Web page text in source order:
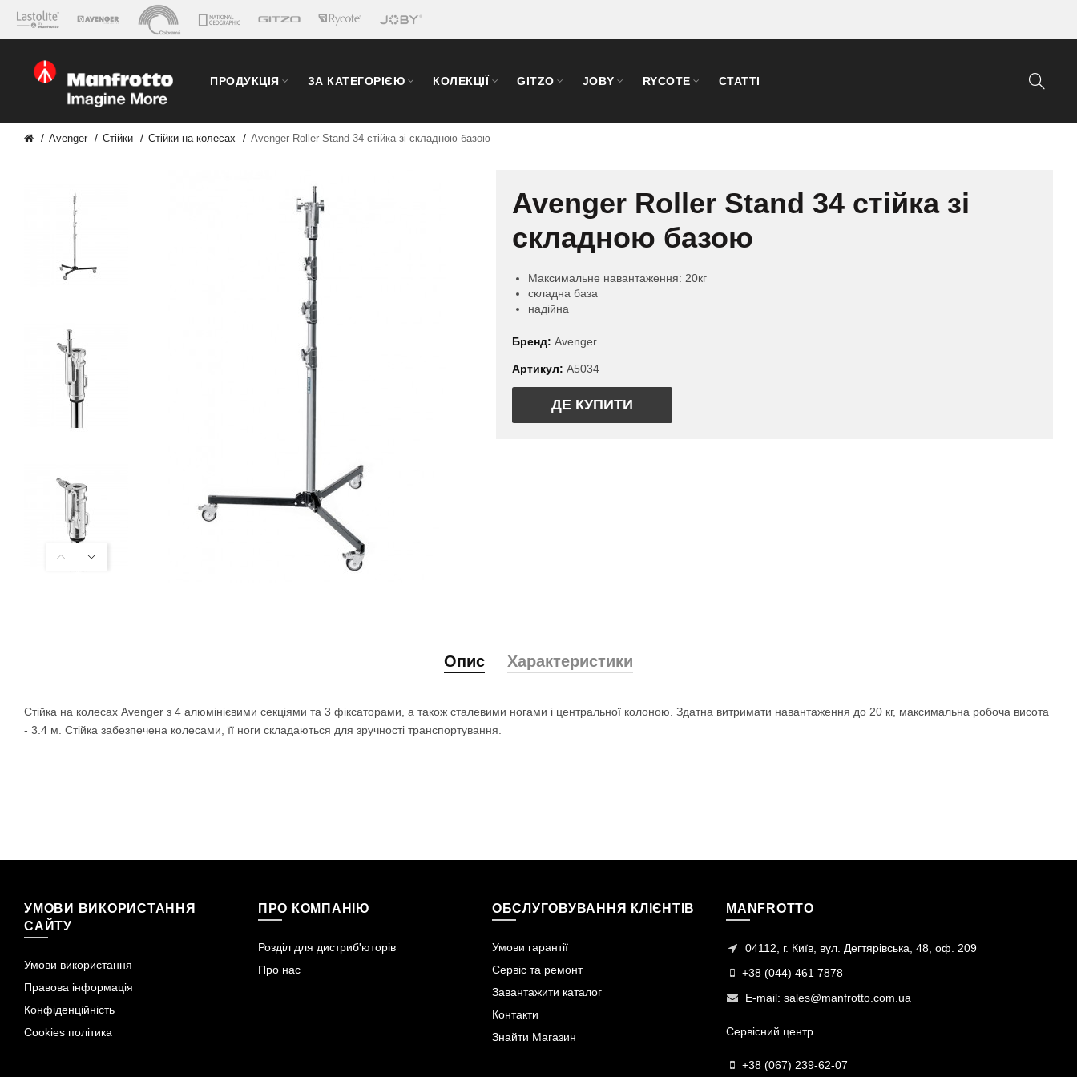
ПРОДУКЦІЯ ЗА КАТЕГОРІЄЮ КОЛЕКЦІЇ GITZO JOBY RYCOTE СТАТТІ
Avenger Стійки Стійки на колесах Avenger Roller Stand 34 стійка зі складною базою
Avenger Roller Stand 34 стійка зі
складною базою
Максимальне навантаження: 20кг
складна база
надійна
Бренд: Avenger
Артикул: A5034
ДЕ КУПИТИ
Опис Характеристики
Стійка на колесах Avenger з 4 алюмінієвими секціями та 3 фіксаторами, а також сталевими ногами і центральної колоною. Здатна витримати навантаження до 20 кг, максимальна робоча висота
- 3.4 м. Стійка забезпечена колесами, її ноги складаються для зручності транспортування.
УМОВИ ВИКОРИСТАННЯ
САЙТУ
Умови використання
Правова інформація
Конфіденційність
Cookies політика
ПРО КОМПАНІЮ
Розділ для дистриб'юторів
Про нас
ОБСЛУГОВУВАННЯ КЛІЄНТІВ
Умови гарантії
Сервіс та ремонт
Завантажити каталог
Контакти
Знайти Магазин
MANFROTTO
04112, г. Київ, вул. Дегтярівська, 48, оф. 209
+38 (044) 461 7878
E-mail: sales@manfrotto.com.ua
Сервісний центр
+38 (067) 239-62-07